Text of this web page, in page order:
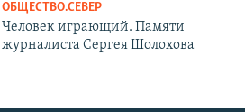
ОБЩЕСТВО.СЕВЕР
Человек играющий. Памяти
журналиста Сергея Шолохова